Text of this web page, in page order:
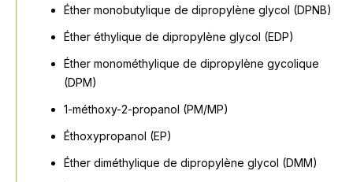
Éther monobutylique de dipropylène glycol (DPNB)
Éther éthylique de dipropylène glycol (EDP)
Éther monométhylique de dipropylène gycolique
(DPM)
1-méthoxy-2-propanol (PM/MP)
Éthoxypropanol (EP)
Éther diméthylique de dipropylène glycol (DMM)